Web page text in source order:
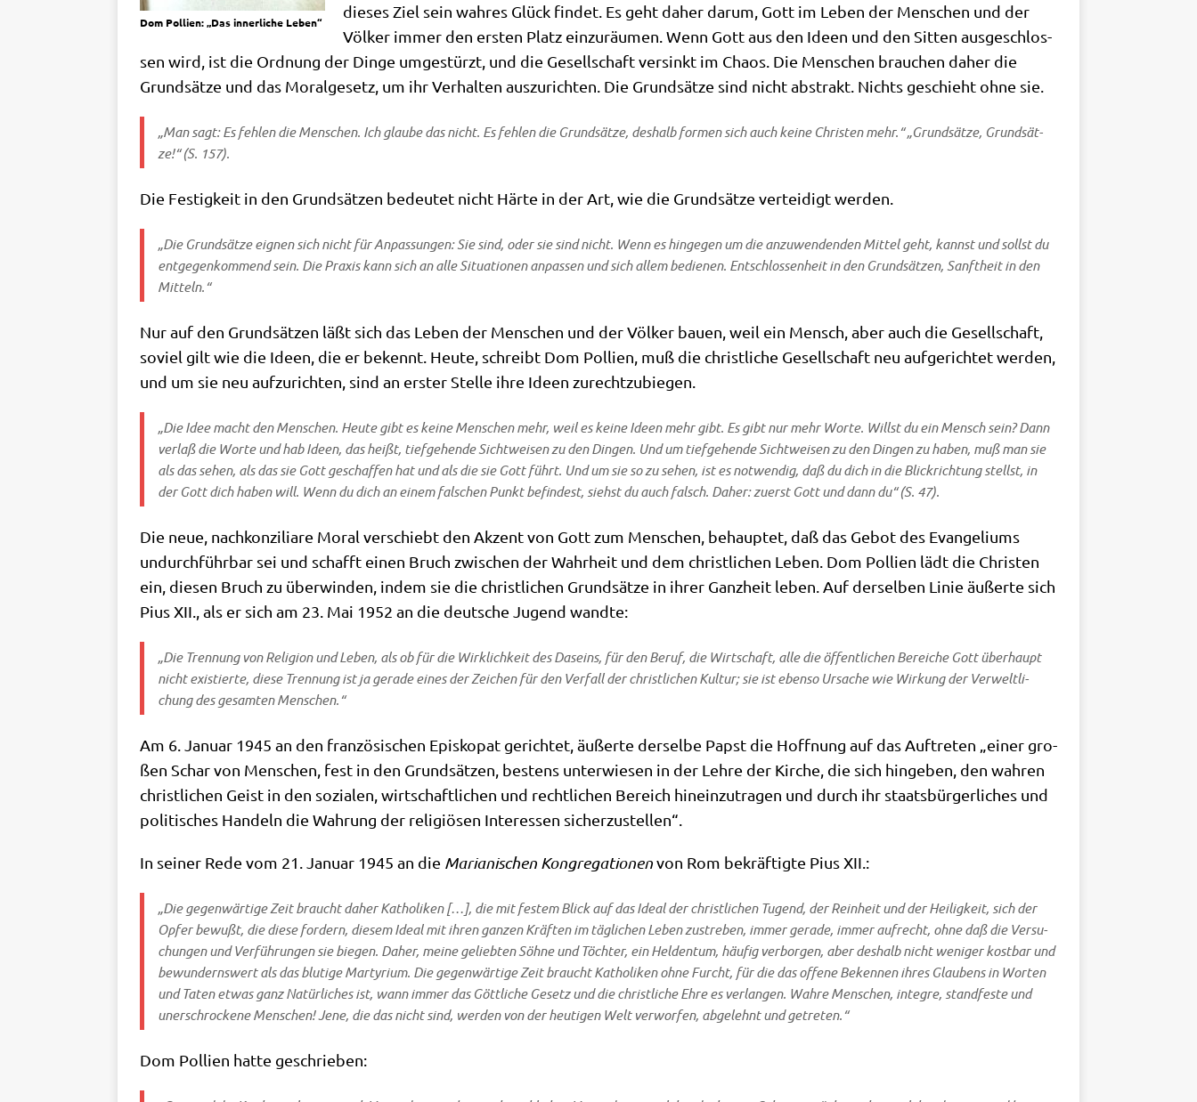
Dom Pol­li­en: „Das inner­li­che Leben“
die­ses Ziel sein wah­res Glück fin­det. Es geht daher dar­um, Gott im Leben der Men­schen und der
Völ­ker immer den ersten Platz ein­zu­räu­men. Wenn Gott aus den Ideen und den Sit­ten aus­ge­schlos­
sen wird, ist die Ord­nung der Din­ge umge­stürzt, und die Gesell­schaft ver­sinkt im Cha­os. Die Men­schen brau­chen daher die
Grund­sät­ze und das Moral­ge­setz, um ihr Ver­hal­ten aus­zu­rich­ten. Die Grund­sät­ze sind nicht abstrakt. Nichts geschieht ohne sie.
„Man sagt: Es feh­len die Men­schen. Ich glau­be das nicht. Es feh­len die Grund­sät­ze, des­halb for­men sich auch kei­ne Chri­sten mehr.“ „Grund­sät­ze, Grund­sät­
ze!“ (S. 157).
Die Festig­keit in den Grund­sät­zen bedeu­tet nicht Här­te in der Art, wie die Grund­sät­ze ver­tei­digt werden.
„Die Grund­sät­ze eig­nen sich nicht für Anpas­sun­gen: Sie sind, oder sie sind nicht. Wenn es hin­ge­gen um die anzu­wen­den­den Mit­tel geht, kannst und sollst du
ent­ge­gen­kom­mend sein. Die Pra­xis kann sich an alle Situa­tio­nen anpas­sen und sich allem bedie­nen. Ent­schlos­sen­heit in den Grund­sät­zen, Sanft­heit in den
Mitteln.“
Nur auf den Grund­sät­zen läßt sich das Leben der Men­schen und der Völ­ker bau­en, weil ein Mensch, aber auch die Gesell­schaft,
soviel gilt wie die Ideen, die er bekennt. Heu­te, schreibt Dom Pol­li­en, muß die christ­li­che Gesell­schaft neu auf­ge­rich­tet wer­den,
und um sie neu auf­zu­rich­ten, sind an erster Stel­le ihre Ideen zurechtzubiegen.
„Die Idee macht den Men­schen. Heu­te gibt es kei­ne Men­schen mehr, weil es kei­ne Ideen mehr gibt. Es gibt nur mehr Wor­te. Willst du ein Mensch sein? Dann
ver­laß die Wor­te und hab Ideen, das heißt, tief­ge­hen­de Sicht­wei­sen zu den Din­gen. Und um tief­ge­hen­de Sicht­wei­sen zu den Din­gen zu haben, muß man sie
als das sehen, als das sie Gott geschaf­fen hat und als die sie Gott führt. Und um sie so zu sehen, ist es not­wen­dig, daß du dich in die Blick­rich­tung stellst, in
der Gott dich haben will. Wenn du dich an einem fal­schen Punkt befin­dest, siehst du auch falsch. Daher: zuerst Gott und dann du“ (S. 47).
Die neue, nach­kon­zi­lia­re Moral ver­schiebt den Akzent von Gott zum Men­schen, behaup­tet, daß das Gebot des Evan­ge­li­ums
undurch­führ­bar sei und schafft einen Bruch zwi­schen der Wahr­heit und dem christ­li­chen Leben. Dom Pol­li­en lädt die Chri­sten
ein, die­sen Bruch zu über­win­den, indem sie die christ­li­chen Grund­sät­ze in ihrer Ganz­heit leben. Auf der­sel­ben Linie äußer­te sich
Pius XII., als er sich am 23. Mai 1952 an die deut­sche Jugend wandte:
„Die Tren­nung von Reli­gi­on und Leben, als ob für die Wirk­lich­keit des Daseins, für den Beruf, die Wirt­schaft, alle die öffent­li­chen Berei­che Gott über­haupt
nicht exi­stier­te, die­se Tren­nung ist ja gera­de eines der Zei­chen für den Ver­fall der christ­li­chen Kul­tur; sie ist eben­so Ursa­che wie Wir­kung der Ver­welt­li­
chung des gesam­ten Menschen.“
Am 6. Janu­ar 1945 an den fran­zö­si­schen Epi­sko­pat gerich­tet, äußer­te der­sel­be Papst die Hoff­nung auf das Auf­tre­ten „einer gro­
ßen Schar von Men­schen, fest in den Grund­sät­zen, bestens unter­wie­sen in der Leh­re der Kir­che, die sich hin­ge­ben, den wah­ren
christ­li­chen Geist in den sozia­len, wirt­schaft­li­chen und recht­li­chen Bereich hin­ein­zu­tra­gen und durch ihr staats­bür­ger­li­ches und
poli­ti­sches Han­deln die Wah­rung der reli­giö­sen Inter­es­sen sicherzustellen“.
In sei­ner Rede vom 21. Janu­ar 1945 an die Maria­ni­schen Kon­gre­ga­tio­nenvon Rom bekräf­tig­te Pius XII.:
„Die gegen­wär­ti­ge Zeit braucht daher Katho­li­ken […], die mit festem Blick auf das Ide­al der christ­li­chen Tugend, der Rein­heit und der Hei­lig­keit, sich der
Opfer bewußt, die die­se for­dern, die­sem Ide­al mit ihren gan­zen Kräf­ten im täg­li­chen Leben zustre­ben, immer gera­de, immer auf­recht, ohne daß die Ver­su­
chun­gen und Ver­füh­run­gen sie bie­gen. Daher, mei­ne gelieb­ten Söh­ne und Töch­ter, ein Hel­den­tum, häu­fig ver­bor­gen, aber des­halb nicht weni­ger kost­bar und
bewun­derns­wert als das blu­ti­ge Mar­ty­ri­um. Die gegen­wär­ti­ge Zeit braucht Katho­li­ken ohne Furcht, für die das offe­ne Beken­nen ihres Glau­bens in Wor­ten
und Taten etwas ganz Natür­li­ches ist, wann immer das Gött­li­che Gesetz und die christ­li­che Ehre es ver­lan­gen. Wah­re Men­schen, inte­gre, stand­fe­ste und
uner­schrocke­ne Men­schen! Jene, die das nicht sind, wer­den von der heu­ti­gen Welt ver­wor­fen, abge­lehnt und getreten.“
Dom Pol­li­en hat­te geschrieben: